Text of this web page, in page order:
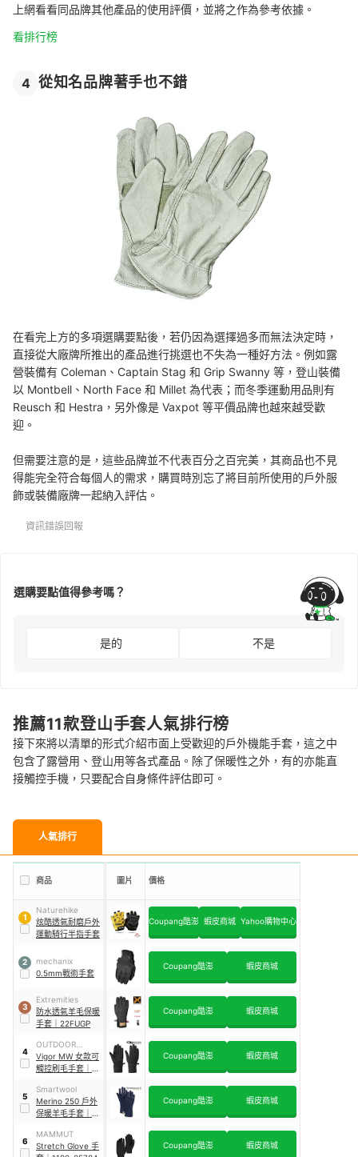
上網看看同品牌其他產品的使用評價，並將之作為參考依據。
看排行榜
4 從知名品牌著手也不錯
在看完上方的多項選購要點後，若仍因為選擇過多而無法決定時，
直接從大廠牌所推出的產品進行挑選也不失為一種好方法。例如露
營裝備有 Coleman、Captain Stag 和 Grip Swanny 等，登山裝備
以 Montbell、North Face 和 Millet 為代表；而冬季運動用品則有
Reusch 和 Hestra，另外像是 Vaxpot 等平價品牌也越來越受歡
迎。
但需要注意的是，這些品牌並不代表百分之百完美，其商品也不見
得能完全符合每個人的需求，購買時別忘了將目前所使用的戶外服
飾或裝備廠牌一起納入評估。
資訊錯誤回報
選購要點值得參考嗎？
是的 不是
推薦11款登山手套人氣排行榜
接下來將以清單的形式介紹市面上受歡迎的戶外機能手套，這之中
包含了露營用、登山用等各式產品。除了保暖性之外，有的亦能直
接觸控手機，只要配合自身條件評估即可。
人氣排行
商品 圖片 價格
1
Naturehike
炫酷透氣耐磨戶外
運動騎行半指手套
Coupang酷澎 蝦皮商城 Yahoo購物中心
2
mechanix
0.5mm戰術手套
Coupang酷澎 蝦皮商城
3
Extremities
防水透氣羊毛保暖
手套
22FUGP
Coupang酷澎 蝦皮商城
4
OUTDOOR
RESEARCH
Vigor MW 女款可
觸控刷毛手套
Coupang酷澎 蝦皮商城
5
Smartwool
Merino 250 戶外
保暖羊毛手套
Coupang酷澎 蝦皮商城
6
MAMMUT
Stretch Glove 手
Coupang酷澎 蝦皮商城